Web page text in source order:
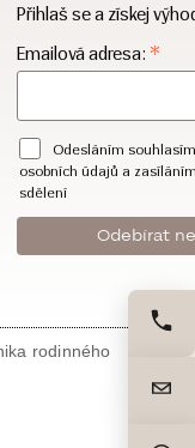
Přihlaš se a získej
Emailová adresa: *
Odesláním
osobních údajů a
sdělení
rodinného